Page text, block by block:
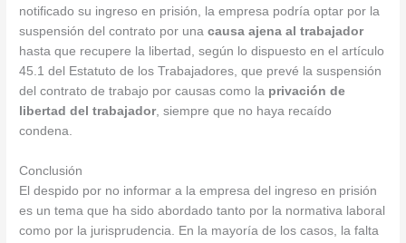
notificado su ingreso en prisión, la empresa podría optar por la
suspensión del contrato por unacausa ajena al trabajador
hasta que recupere la libertad, según lo dispuesto en el artículo
45.1 del Estatuto de los Trabajadores, que prevé la suspensión
del contrato de trabajo por causas como la privación de
libertad del trabajador, siempre que no haya recaído
condena.
Conclusión
El despido por no informar a la empresa del ingreso en prisión
es un tema que ha sido abordado tanto por la normativa laboral
como por la jurisprudencia. En la mayoría de los casos, la falta